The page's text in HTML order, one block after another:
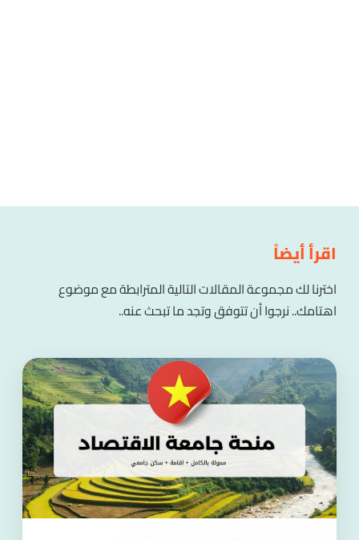
اقرأ أيضاً
اخترنا لك مجموعة المقالات التالية المترابطة مع موضوع
اهتامك.. نرجوا أن تتوفق وتجد ما تبحث عنه..